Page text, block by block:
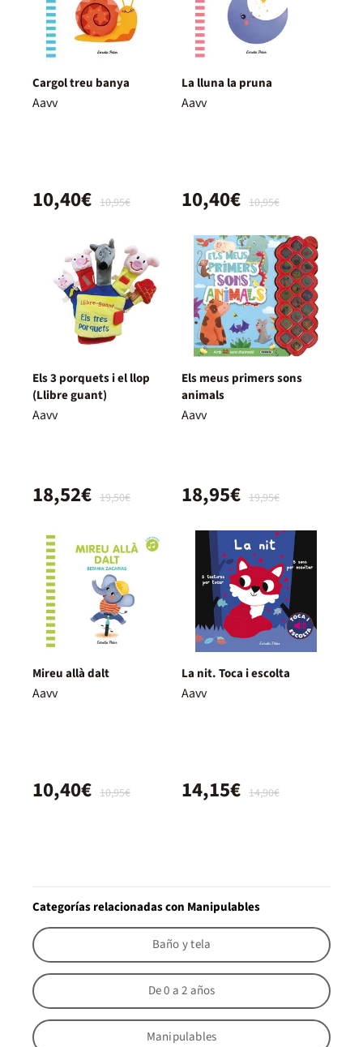
Cargol treu banya
Aavv
10,95€
10,40€
La lluna la pruna
Aavv
10,95€
10,40€
Els 3 porquets i el llop
(Llibre guant)
Aavv
19,50€
18,52€
Els meus primers sons
animals
Aavv
19,95€
18,95€
Mireu allà dalt
Aavv
10,95€
10,40€
La nit. Toca i escolta
Aavv
14,90€
14,15€
Categorías relacionadas con Manipulables
Baño y tela
De 0 a 2 años
Manipulables